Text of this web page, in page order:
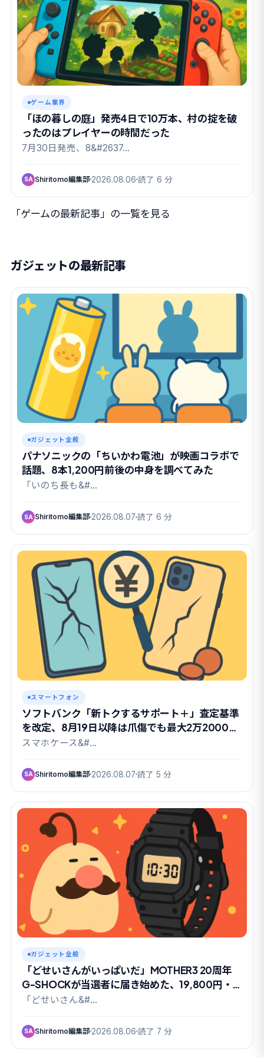
ゲーム業界
「ほの暮しの庭」発売4日で10万本、村の掟を破
ったのはプレイヤーの時間だった
7月30日発売、8&#2637…
SA Shiritomo編集部 2026.08.06 読了 6 分
「ゲームの最新記事」の一覧を見る
ガジェットの最新記事
ガジェット全般
パナソニックの「ちいかわ電池」が映画コラボで
話題、8本1,200円前後の中身を調べてみた
「いのち長も&#…
SA Shiritomo編集部 2026.08.07 読了 6 分
スマートフォン
ソフトバンク「新トクするサポート＋」査定基準
を改定、8月19日以降は爪傷でも最大2万2000円
の負担金に
スマホケース&#…
SA Shiritomo編集部 2026.08.07 読了 5 分
ガジェット全般
「どせいさんがいっぱいだ」MOTHER3 20周年
G-SHOCKが当選者に届き始めた、19,800円・
抽選限定の理由
「どせいさん&#…
SA Shiritomo編集部 2026.08.06 読了 7 分